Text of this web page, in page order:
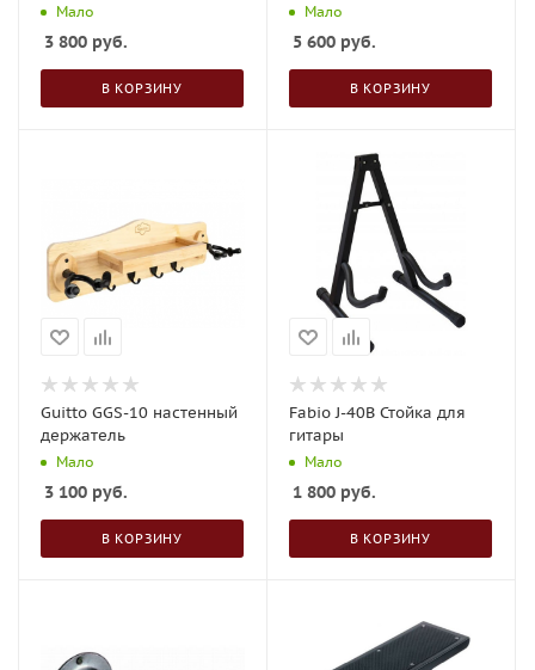
Мало
3 800 руб.
В КОРЗИНУ
Мало
5 600 руб.
В КОРЗИНУ
Guitto GGS-10 настенный
держатель
Мало
3 100 руб.
В КОРЗИНУ
Fabio J-40B Стойка для
гитары
Мало
1 800 руб.
В КОРЗИНУ